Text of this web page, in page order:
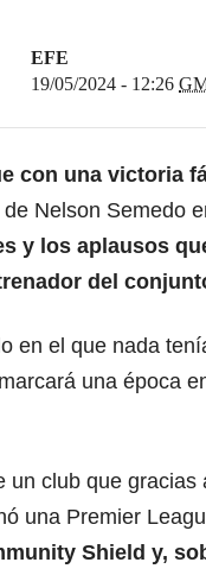
EFE
19/05/2024 - 12:26
con una victoria
Nelson Semedo
y los aplausos
del conjunto
en el que nada
una época
un club que gracias
una Premier
Shield y,